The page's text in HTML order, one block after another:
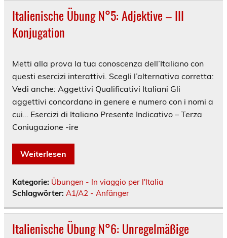
Italienische Übung N°5: Adjektive – III
Konjugation
Metti alla prova la tua conoscenza dell’Italiano con
questi esercizi interattivi. Scegli l’alternativa corretta:
Vedi anche: Aggettivi Qualificativi Italiani Gli
aggettivi concordano in genere e numero con i nomi a
cui… Esercizi di Italiano Presente Indicativo – Terza
Coniugazione -ire
Weiterlesen
Kategorie: Übungen - In viaggio per l'Italia
Schlagwörter: A1/A2 - Anfänger
Italienische Übung N°6: Unregelmäßige